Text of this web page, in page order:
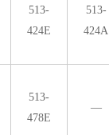
513-
424E
513-
424A
513-
478E
—